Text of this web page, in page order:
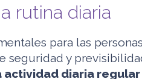
rutina diaria
para las
seguridad y
actividad diaria regular